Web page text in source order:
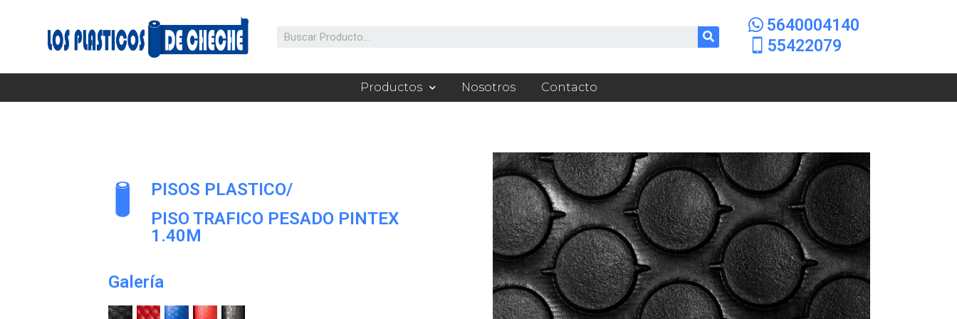
5640004140
55422079
Productos Nosotros Contacto
PISOS PLASTICO/
PISO TRAFICO PESADO PINTEX
1.40M
Galería